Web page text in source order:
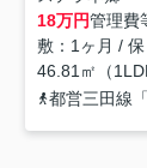
山手線
18万円管理費
敷：1ヶ月 /
46.81㎡（
都営三田線